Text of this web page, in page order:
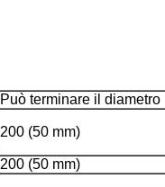
Può terminare il diametro
200 (50 mm)
200 (50 mm)